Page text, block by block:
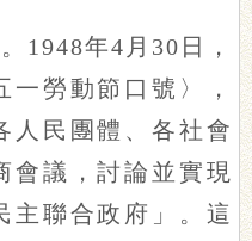
1948年4月30日，
勞動節口號〉，
人民團體、各社會
會議，討論並實現
主聯合政府」。這